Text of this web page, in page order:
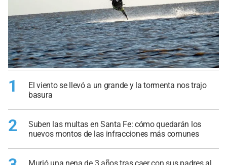
1
El viento se llevó a un grande y la tormenta nos trajo
basura
2
Suben las multas en Santa Fe: cómo quedarán los
nuevos montos de las infracciones más comunes